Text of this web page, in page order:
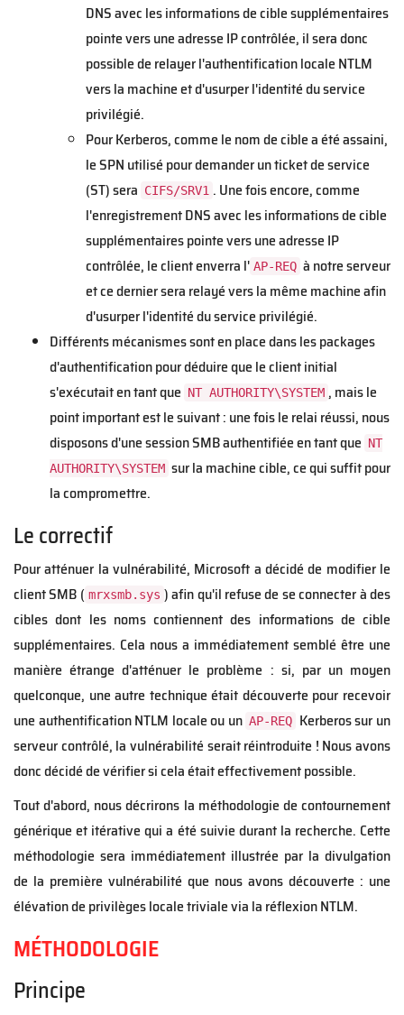
DNS avec les informations de cible supplémentaires
pointe vers une adresse IP contrôlée, il sera donc
possible de relayer l'authentification locale NTLM
vers la machine et d'usurper l'identité du service
privilégié.
Pour Kerberos, comme le nom de cible a été assaini,
le SPN utilisé pour demander un ticket de service
(ST) sera CIFS/SRV1 . Une fois encore, comme
l'enregistrement DNS avec les informations de cible
supplémentaires pointe vers une adresse IP
contrôlée, le client enverra l' AP-REQ à notre serveur
et ce dernier sera relayé vers la même machine afin
d'usurper l'identité du service privilégié.
Différents mécanismes sont en place dans les packages
d'authentification pour déduire que le client initial
s'exécutait en tant que NT AUTHORITY\SYSTEM , mais le
point important est le suivant : une fois le relai réussi, nous
disposons d'une session SMB authentifiée en tant que NT
AUTHORITY\SYSTEM sur la machine cible, ce qui suffit pour
la compromettre.
Le correctif
Pour atténuer la vulnérabilité, Microsoft a décidé de modifier le
client SMB ( mrxsmb.sys ) afin qu'il refuse de se connecter à des
cibles dont les noms contiennent des informations de cible
supplémentaires. Cela nous a immédiatement semblé être une
manière étrange d'atténuer le problème : si, par un moyen
quelconque, une autre technique était découverte pour recevoir
une authentification NTLM locale ou un AP-REQ Kerberos sur un
serveur contrôlé, la vulnérabilité serait réintroduite ! Nous avons
donc décidé de vérifier si cela était effectivement possible.
Tout d'abord, nous décrirons la méthodologie de contournement
générique et itérative qui a été suivie durant la recherche. Cette
méthodologie sera immédiatement illustrée par la divulgation
de la première vulnérabilité que nous avons découverte : une
élévation de privilèges locale triviale via la réflexion NTLM.
MÉTHODOLOGIE
Principe